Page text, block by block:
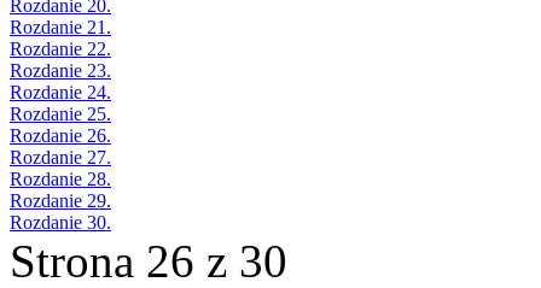
Rozdanie 20.
Rozdanie 21.
Rozdanie 22.
Rozdanie 23.
Rozdanie 24.
Rozdanie 25.
Rozdanie 26.
Rozdanie 27.
Rozdanie 28.
Rozdanie 29.
Rozdanie 30.
Strona 26 z 30